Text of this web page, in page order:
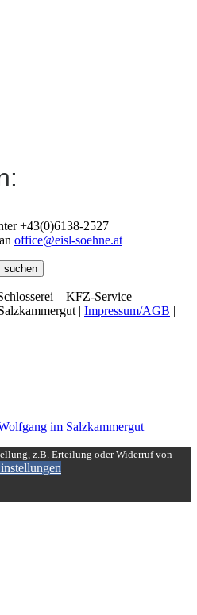
+43(0)6138-2527
office@eisl-soehne.at
– KFZ-Service –
| Impressum/AGB |
z.B. Erteilung oder Widerruf von